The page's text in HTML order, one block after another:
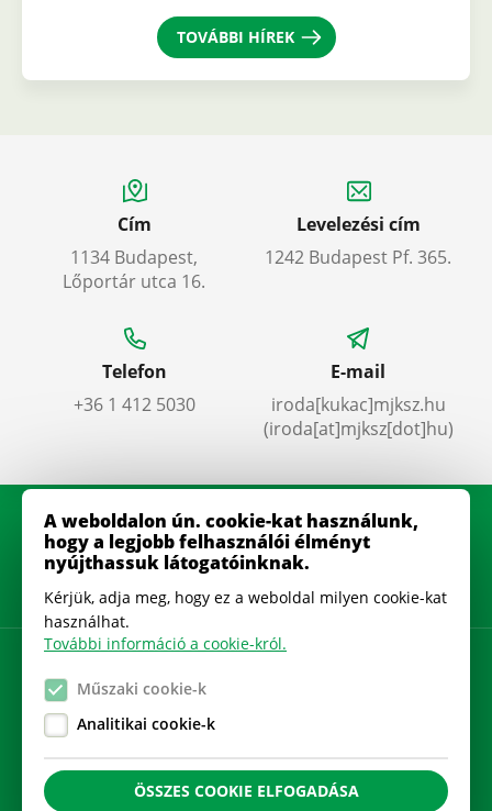
TOVÁBBI HÍREK
Cím
1134 Budapest,
Lőportár utca 16.
Levelezési cím
1242 Budapest Pf. 365.
Telefon
+36 1 412 5030
E-mail
iroda[kukac]mjksz.hu
(iroda[at]mjksz[dot]hu)
Gyakran Ismételt Kérdések
Cookie beállítások
A weboldalon ún. cookie-kat használunk,
hogy a legjobb felhasználói élményt
nyújthassuk látogatóinknak.
Kérjük, adja meg, hogy ez a weboldal milyen cookie-kat
használhat.
További információ a cookie-król.
Műszaki cookie-k
Analitikai cookie-k
ÖSSZES COOKIE ELFOGADÁSA